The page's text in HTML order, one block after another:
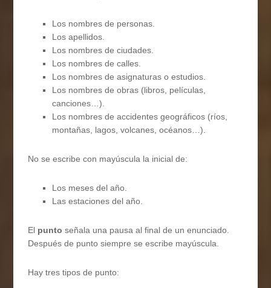
Los nombres de personas.
Los apellidos.
Los nombres de ciudades.
Los nombres de calles.
Los nombres de asignaturas o estudios.
Los nombres de obras (libros, películas,
canciones…).
Los nombres de accidentes geográficos (ríos,
montañas, lagos, volcanes, océanos…).
No se escribe con mayúscula la inicial de:
Los meses del año.
Las estaciones del año.
El punto señala una pausa al final de un enunciado.
Después de punto siempre se escribe mayúscula.
Hay tres tipos de punto: